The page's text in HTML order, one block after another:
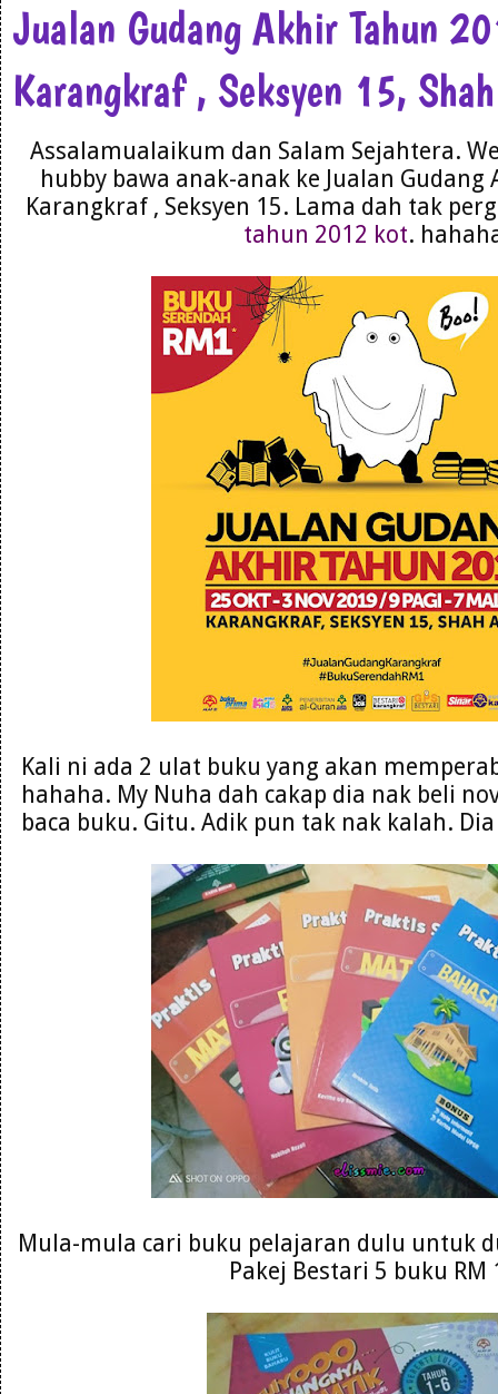
Jualan Gudang Akhir Tahun
Karangkraf , Seksyen 15,
Assalamualaikum dan Salam Sejahtera.
hubby bawa anak-anak ke Jualan Gudang
Karangkraf , Seksyen 15. Lama dah tak
tahun 2012 kot.
Kali ni ada 2 ulat buku yang akan
hahaha. My Nuha dah cakap dia nak beli
baca buku. Gitu. Adik pun tak nak kalah.
Mula-mula cari buku pelajaran dulu untuk
Pakej Bestari 5 buku RM